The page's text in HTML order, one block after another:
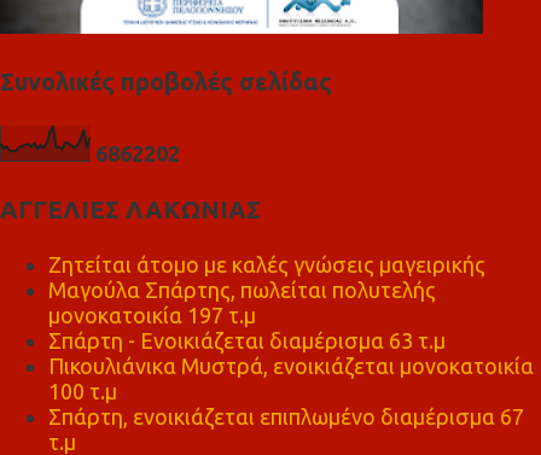
Συνολικές προβολές σελίδας
6862202
ΑΓΓΕΛΙΕΣ ΛΑΚΩΝΙΑΣ
Ζητείται άτομο με καλές γνώσεις μαγειρικής
Μαγούλα Σπάρτης, πωλείται πολυτελής
μονοκατοικία 197 τ.μ
Σπάρτη - Ενοικιάζεται διαμέρισμα 63 τ.μ
Πικουλιάνικα Μυστρά, ενοικιάζεται μονοκατοικία
100 τ.μ
Σπάρτη, ενοικιάζεται επιπλωμένο διαμέρισμα 67
τ.μ